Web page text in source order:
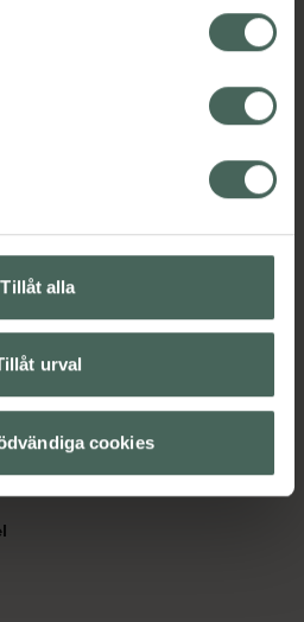
som skett innan återkallelsen.
Tillåt alla
urval
cookies
dig. Du hittar oss från Skåne i
så är det vårt uppdrag att